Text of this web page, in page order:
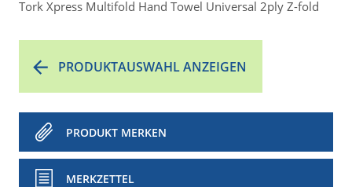
Tork Xpress Multifold Hand Towel Universal 2ply Z-fold
PRODUKTAUSWAHL ANZEIGEN
PRODUKT MERKEN
MERKZETTEL